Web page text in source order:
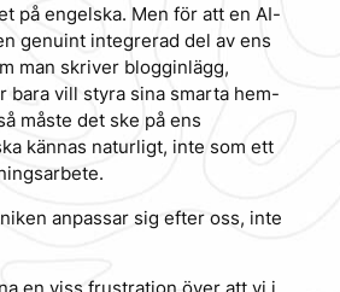
på engelska. Men för att en AI-
genuint integrerad del av ens
man skriver blogginlägg,
bara vill styra sina smarta hem-
måste det ske på ens
kännas naturligt, inte som ett
anpassar sig efter oss, inte